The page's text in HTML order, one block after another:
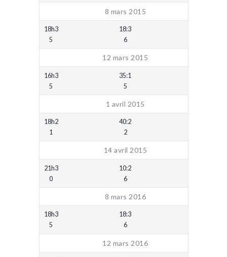
8 mars 2015
18h3
5
18:3
6
12 mars 2015
16h3
5
35:1
5
1 avril 2015
18h2
1
40:2
2
14 avril 2015
21h3
0
10:2
6
8 mars 2016
18h3
5
18:3
6
12 mars 2016